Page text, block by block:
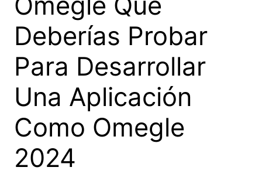
Deberías Probar
Para Desarrollar
Una Aplicación
Como Omegle
2024